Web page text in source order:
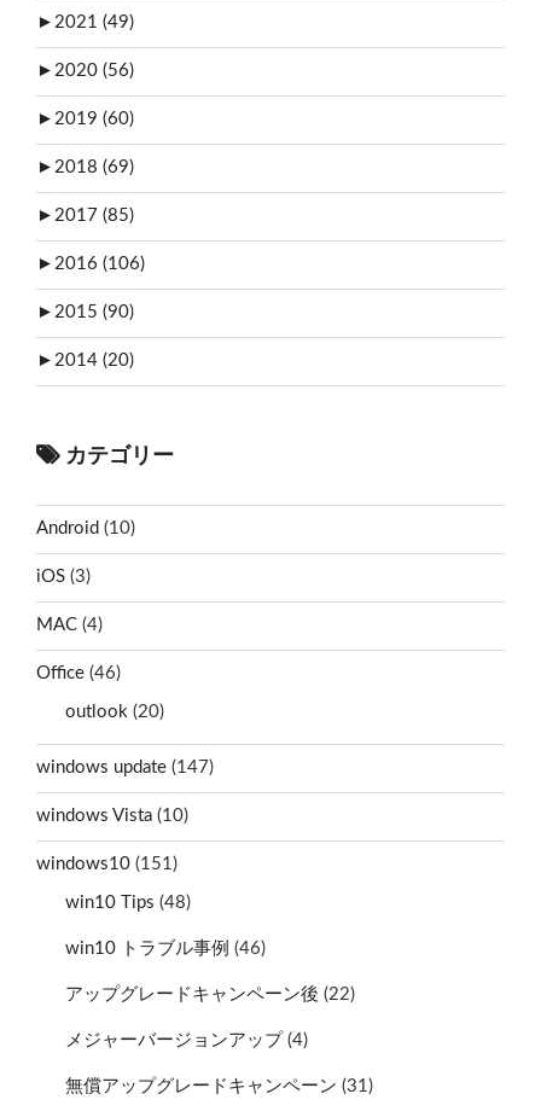
► 2021 (49)
► 2020 (56)
► 2019 (60)
► 2018 (69)
► 2017 (85)
► 2016 (106)
► 2015 (90)
► 2014 (20)
カテゴリー
Android (10)
iOS (3)
MAC (4)
Office (46)
outlook (20)
windows update (147)
windows Vista (10)
windows10 (151)
win10 Tips (48)
win10 トラブル事例 (46)
アップグレードキャンペーン後 (22)
メジャーバージョンアップ (4)
無償アップグレードキャンペーン (31)